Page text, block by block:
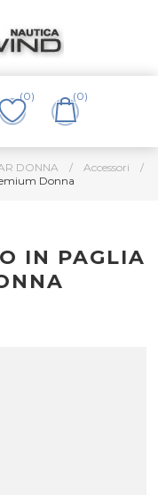
(0) (0)
DONNA / Accessori
/
Donna
IN PAGLIA